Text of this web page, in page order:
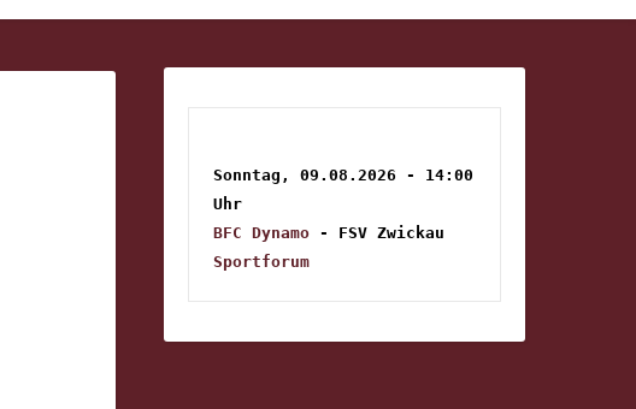
Sonntag, 09.08.2026 - 14:00
Uhr
BFC Dynamo - FSV Zwickau
Sportforum